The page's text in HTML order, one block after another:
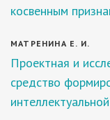
косвенным
МАТРЕНИНА Е. И.
Проектная и
средство